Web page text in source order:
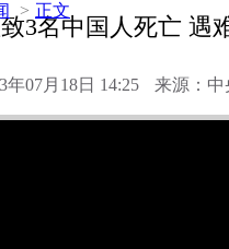
> 正文
3名中国人死亡 遇
年07月18日 14:25 来源：中